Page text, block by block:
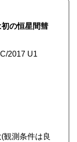
の恒星間彗
2017 U1
観測条件は良